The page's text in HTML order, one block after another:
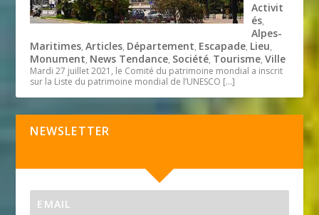
Activit
és,
Alpes-
Maritimes,Articles, Département, Escapade, Lieu,
Monument, News Tendance, Société, Tourisme,Ville
Mardi 27 juillet 2021, le Comité du patrimoine mondial a inscrit
sur la Liste du patrimoine mondial de l’UNESCO […]
NEWSLETTER